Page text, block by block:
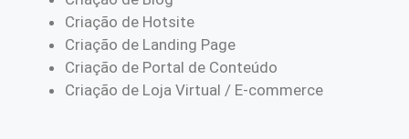
Criação de Hotsite
Criação de Landing Page
Criação de Portal de Conteúdo
Criação de Loja Virtual / E-commerce